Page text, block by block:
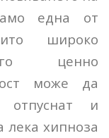
една от
широко
ценно
може да
и
лека хипноза